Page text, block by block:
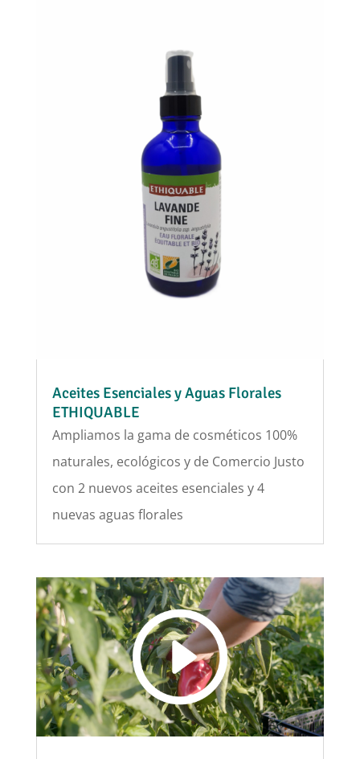
Aceites Esenciales y Aguas Florales
ETHIQUABLE
Ampliamos la gama de cosméticos 100%
naturales, ecológicos y de Comercio Justo
con 2 nuevos aceites esenciales y 4
nuevas aguas florales